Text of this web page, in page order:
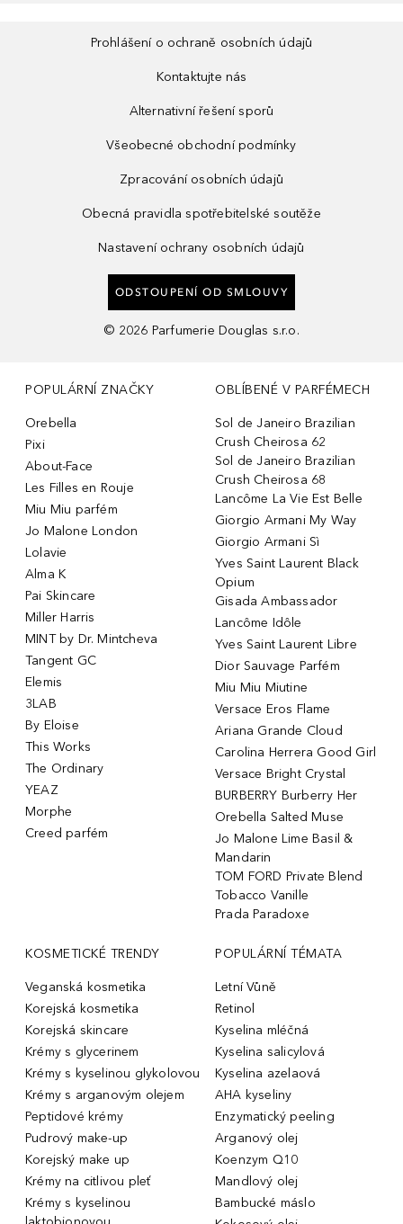
Prohlášení o ochraně osobních údajů
Kontaktujte nás
Alternativní řešení sporů
Všeobecné obchodní podmínky
Zpracování osobních údajů
Obecná pravidla spotřebitelské soutěže
Nastavení ochrany osobních údajů
ODSTOUPENÍ OD SMLOUVY
© 2026 Parfumerie Douglas s.r.o.
POPULÁRNÍ ZNAČKY
Orebella
Pixi
About-Face
Les Filles en Rouje
Miu Miu parfém
Jo Malone London
Lolavie
Alma K
Pai Skincare
Miller Harris
MINT by Dr. Mintcheva
Tangent GC
Elemis
3LAB
By Eloise
This Works
The Ordinary
YEAZ
Morphe
Creed parfém
OBLÍBENÉ V PARFÉMECH
Sol de Janeiro Brazilian
Crush Cheirosa 62
Sol de Janeiro Brazilian
Crush Cheirosa 68
Lancôme La Vie Est Belle
Giorgio Armani My Way
Giorgio Armani Sì
Yves Saint Laurent Black
Opium
Gisada Ambassador
Lancôme Idôle
Yves Saint Laurent Libre
Dior Sauvage Parfém
Miu Miu Miutine
Versace Eros Flame
Ariana Grande Cloud
Carolina Herrera Good Girl
Versace Bright Crystal
BURBERRY Burberry Her
Orebella Salted Muse
Jo Malone Lime Basil &
Mandarin
TOM FORD Private Blend
Tobacco Vanille
Prada Paradoxe
KOSMETICKÉ TRENDY
Veganská kosmetika
Korejská kosmetika
Korejská skincare
Krémy s glycerinem
Krémy s kyselinou glykolovou
Krémy s arganovým olejem
Peptidové krémy
Pudrový make-up
Korejský make up
Krémy na citlivou pleť
Krémy s kyselinou
POPULÁRNÍ TÉMATA
Letní Vůně
Retinol
Kyselina mléčná
Kyselina salicylová
Kyselina azelaová
AHA kyseliny
Enzymatický peeling
Arganový olej
Koenzym Q10
Mandlový olej
Bambucké máslo